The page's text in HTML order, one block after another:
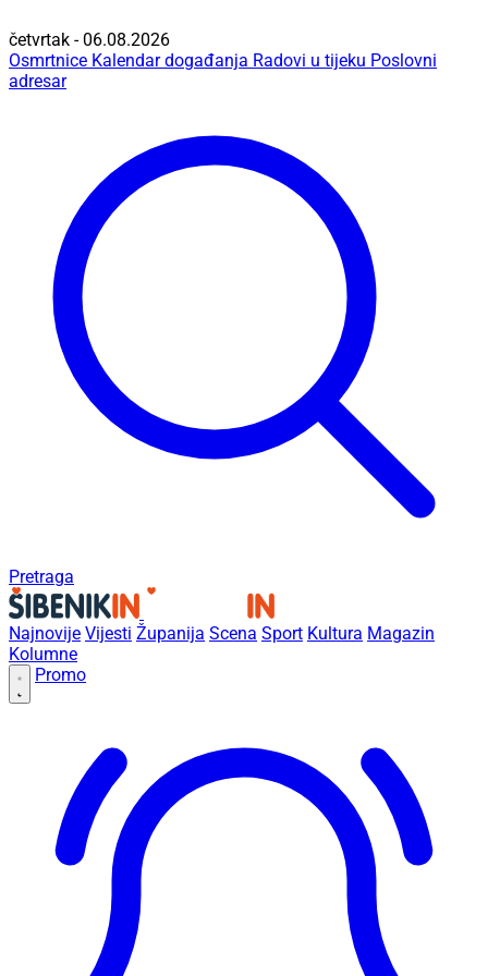
četvrtak - 06.08.2026
Osmrtnice Kalendar događanja Radovi u tijeku Poslovni
adresar
Pretraga
Najnovije Vijesti Županija Scena Sport Kultura Magazin
Kolumne
Promo